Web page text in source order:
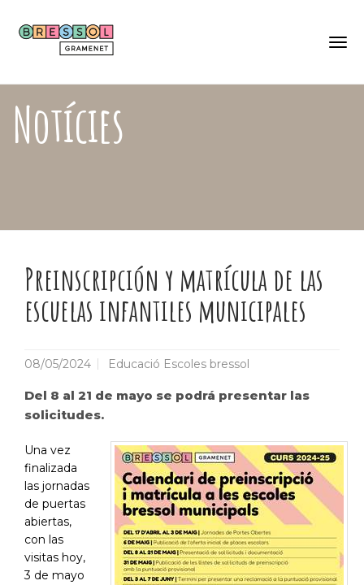
main
Notícies
Preinscripción y matrícula de las
escuelas infantiles municipales
08/05/2024 Educació Escoles bressol
Del 8 al 21 de mayo se podrá presentar las
solicitudes.
Una vez
finalizada
las jornadas
de puertas
abiertas,
con las
visitas hoy,
3 de mayo